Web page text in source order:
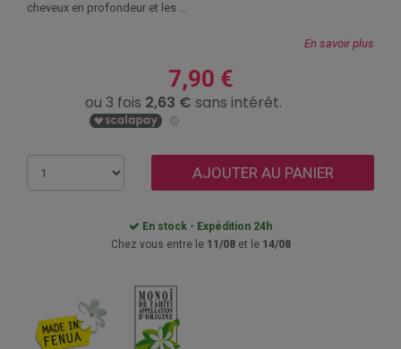
cheveux en profondeur et les ...
En savoir plus
7,90 €
AJOUTER AU PANIER
En stock - Expédition 24h
Chez vous entre le 11/08et le 14/08